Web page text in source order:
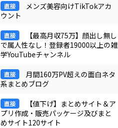
メンズ美容向けTikTokアカ
ウント
【最高月収75万】顔出し無し
で属人性なし！登録者19000以上の雑
学YouTubeチャンネル
月間160万PV超えの面白ネタ
系まとめブログ
【値下げ】まとめサイト＆ア
プリ作成・販売パッケージ及びまと
めサイト120サイト